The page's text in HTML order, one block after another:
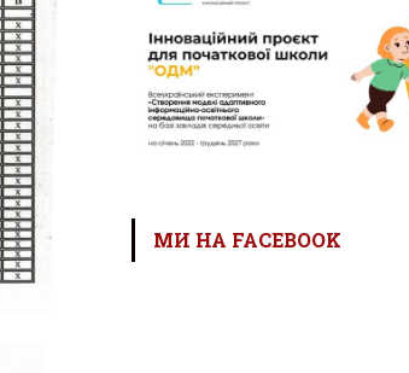
МИ НА FACEBOOK